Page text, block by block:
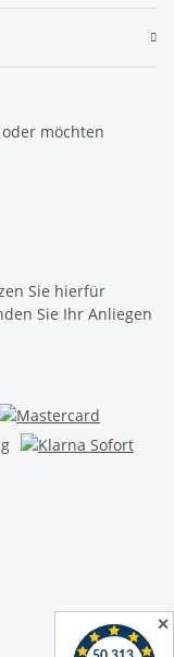
möchten
Sie hierfür
Sie Ihr Anliegen
✕